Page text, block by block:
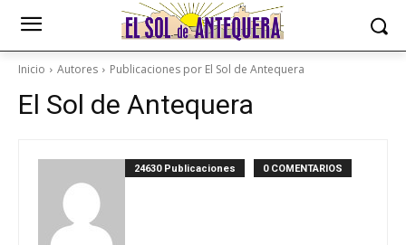
Inicio Autores Publicaciones por El Sol de Antequera
El Sol de Antequera
24630 Publicaciones 0 COMENTARIOS